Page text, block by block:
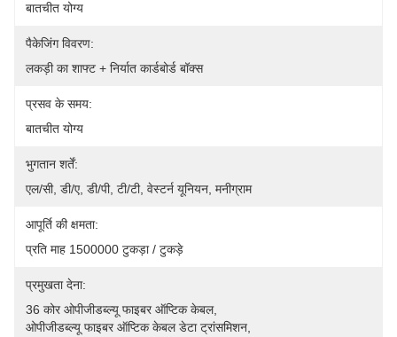
बातचीत योग्य
पैकेजिंग विवरण:
लकड़ी का शाफ्ट + निर्यात कार्डबोर्ड बॉक्स
प्रसव के समय:
बातचीत योग्य
भुगतान शर्तें:
एल/सी, डी/ए, डी/पी, टी/टी, वेस्टर्न यूनियन, मनीग्राम
आपूर्ति की क्षमता:
प्रति माह 1500000 टुकड़ा / टुकड़े
प्रमुखता देना:
36 कोर ओपीजीडब्ल्यू फाइबर ऑप्टिक केबल,
ओपीजीडब्ल्यू फाइबर ऑप्टिक केबल डेटा ट्रांसमिशन